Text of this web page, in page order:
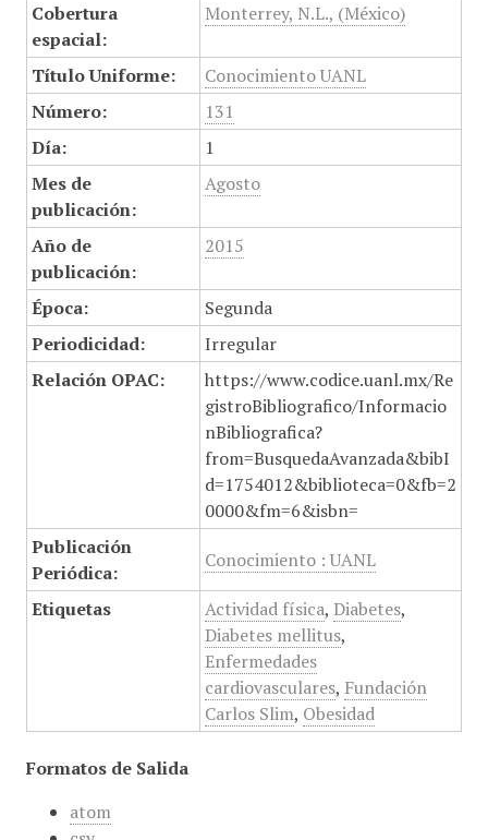
Cobertura
espacial:
Monterrey, N.L., (México)
Título Uniforme:
Conocimiento UANL
Número:
131
Día:
1
Mes de
publicación:
Agosto
Año de
publicación:
2015
Época:
Segunda
Periodicidad:
Irregular
Relación OPAC:
https://www.codice.uanl.mx/Re
gistroBibliografico/Informacio
nBibliografica?
from=BusquedaAvanzada&bibI
d=1754012&biblioteca=0&fb=2
0000&fm=6&isbn=
Publicación
Periódica:
Conocimiento : UANL
Etiquetas Actividad física, Diabetes,
Diabetes mellitus,
Enfermedades
cardiovasculares, Fundación
Carlos Slim, Obesidad
Formatos de Salida
atom